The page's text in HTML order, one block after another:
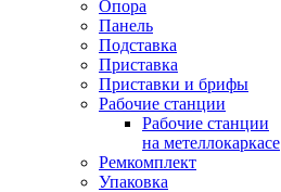
Опора
Панель
Подставка
Приставка
Приставки и брифы
Рабочие станции
Рабочие станции
на метеллокаркасе
Ремкомплект
Упаковка